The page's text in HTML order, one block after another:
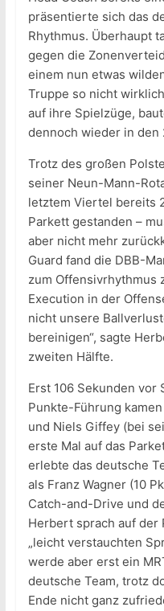
präsentierte sich das
Rhythmus. Überhaupt
gegen die
einem nun etwas
Truppe so nicht
auf ihre Spielzüge,
dennoch wieder in
Trotz des großen
seiner Neun-Mann-
letztem Viertel bereits
Parkett gestanden –
aber nicht mehr
Guard fand die DBB-
zum Offensivrhythmus
Execution in der
nicht unsere
bereinigen“, sagte
zweiten Hälfte.
Erst 106 Sekunden vor
Punkte-Führung
und Niels Giffey (bei
erste Mal auf das
erlebte das deutsche
als Franz Wagner (10
Catch-and-Drive und
Herbert sprach auf der
„leicht verstauchten
werde aber erst ein
deutsche Team, trotz
Ende nicht ganz